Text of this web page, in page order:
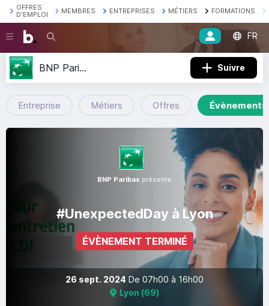
OFFRES
D'EMPLOI
MEMBRES ENTREPRISES MÉTIERS FORMATIONS
Recherche FR
BNP Paribas Suivre
Entreprise Métiers Offres Évènements
BNP Paribas présente
#UnexpectedDay à Lyon
ÉVÈNEMENT TERMINÉ
26 sept. 2024 De 07h00 à 16h00
Lyon (69)